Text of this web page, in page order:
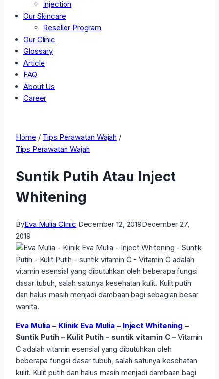
Injection
Our Skincare
Reseller Program
Our Clinic
Glossary
Article
FAQ
About Us
Career
Home / Tips Perawatan Wajah /
Tips Perawatan Wajah
Suntik Putih Atau Inject
Whitening
ByEva Mulia Clinic December 12, 2019December 27,
2019
Eva Mulia – Klinik Eva Mulia – Inject Whitening –
Suntik Putih – Kulit Putih – suntik vitamin C – Vitamin
C adalah vitamin esensial yang dibutuhkan oleh
beberapa fungsi dasar tubuh, salah satunya kesehatan
kulit. Kulit putih dan halus masih menjadi dambaan bagi